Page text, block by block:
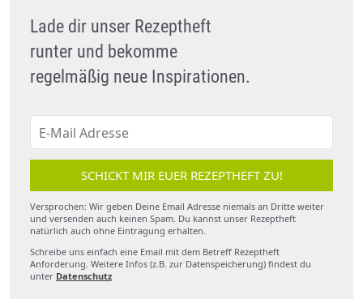
Lade dir unser Rezeptheft
runter und bekomme
regelmäßig neue Inspirationen.
SCHICKT MIR EUER REZEPTHEFT ZU!
Versprochen: Wir geben Deine Email Adresse niemals an Dritte weiter
und versenden auch keinen Spam. Du kannst unser Rezeptheft
natürlich auch ohne Eintragung erhalten.
Schreibe uns einfach eine Email mit dem Betreff Rezeptheft
Anforderung. Weitere Infos (z.B. zur Datenspeicherung) findest du
unter Datenschutz